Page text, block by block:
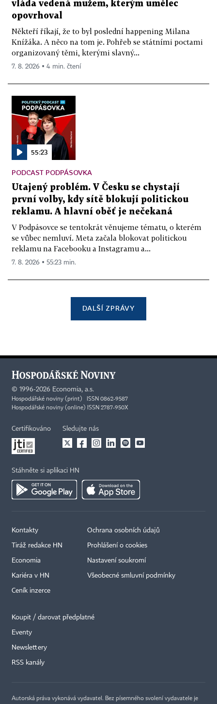
vláda vedená mužem, kterým umělec
opovrhoval
Někteří říkají, že to byl poslední happening Milana
Knížáka. A něco na tom je. Pohřeb se státními poctami
organizovaný těmi, kterými slavný...
7. 8. 2026 ▪ 4 min. čtení
55:23
PODCAST PODPÁSOVKA
Utajený problém. V Česku se chystají
první volby, kdy sítě blokují politickou
reklamu. A hlavní oběť je nečekaná
V Podpásovce se tentokrát věnujeme tématu, o kterém
se vůbec nemluví. Meta začala blokovat politickou
reklamu na Facebooku a Instagramu a...
7. 8. 2026 ▪ 55:23 min.
DALŠÍ ZPRÁVY
© 1996-2026 Economia, a.s.
Hospodářské noviny (print) ISSN 0862-9587
Hospodářské noviny (online) ISSN 2787-950X
Certifikováno Sledujte nás
Stáhněte si aplikaci HN
Kontakty
Tiráž redakce HN
Economia
Kariéra v HN
Ceník inzerce
Ochrana osobních údajů
Prohlášení o cookies
Nastavení soukromí
Všeobecné smluvní podmínky
Koupit / darovat předplatné
Eventy
Newslettery
RSS kanály
Autorská práva vykonává vydavatel. Bez písemného svolení vydavatele je